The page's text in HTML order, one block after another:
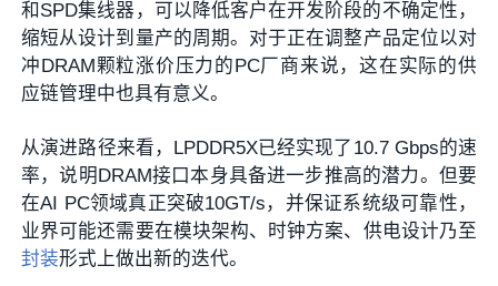
和SPD集线器，可以降低客户在开发阶段的不确定性，
缩短从设计到量产的周期。对于正在调整产品定位以对
冲DRAM颗粒涨价压力的PC厂商来说，这在实际的供
应链管理中也具有意义。
从演进路径来看，LPDDR5X已经实现了10.7 Gbps的速
率，说明DRAM接口本身具备进一步推高的潜力。但要
在AI PC领域真正突破10GT/s，并保证系统级可靠性，
业界可能还需要在模块架构、时钟方案、供电设计乃至
封装形式上做出新的迭代。